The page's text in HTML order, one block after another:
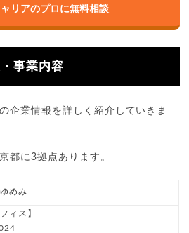
リアのプロに無料相談
事業内容
企業情報を詳しく紹介していきま
都に3拠点あります。
めみ
ィス】